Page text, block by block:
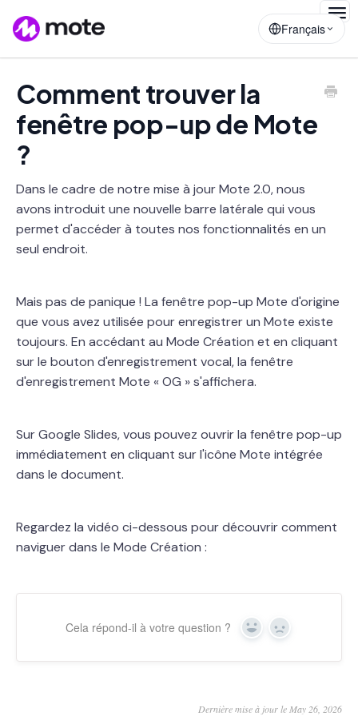
Français
Comment trouver la
fenêtre pop-up de Mote
?
Dans le cadre de notre mise à jour Mote 2.0, nous
avons introduit une nouvelle barre latérale qui vous
permet d'accéder à toutes nos fonctionnalités en un
seul endroit.
Mais pas de panique ! La fenêtre pop-up Mote d'origine
que vous avez utilisée pour enregistrer un Mote existe
toujours. En accédant au Mode Création et en cliquant
sur le bouton d'enregistrement vocal, la fenêtre
d'enregistrement Mote « OG » s'affichera.
Sur Google Slides, vous pouvez ouvrir la fenêtre pop-up
immédiatement en cliquant sur l'icône Mote intégrée
dans le document.
Regardez la vidéo ci-dessous pour découvrir comment
naviguer dans le Mode Création :
Cela répond-il à votre question ? Yes No
Dernière mise à jour le May 26, 2026